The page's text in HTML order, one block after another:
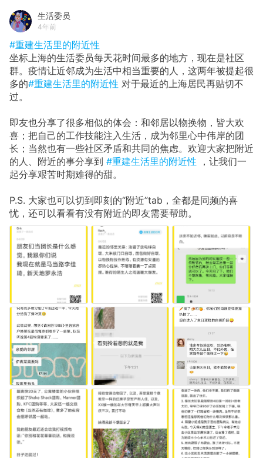
生活委员
4年前
#重建生活里的附近性
坐标上海的生活委员每天花时间最多的地方，现在是社区
群。疫情让近邻成为生活中相当重要的人，这两年被提起很
多的#重建生活里的附近性 对于最近的上海居民再贴切不
过。
即友也分享了很多相似的体会：和邻居以物换物，皆大欢
喜；把自己的工作技能注入生活，成为邻里心中伟岸的团
长；当然也有一些社区矛盾和共同的焦虑。欢迎大家把附近
的人、附近的事分享到 #重建生活里的附近性
，让我们一
起分享艰苦时期难得的甜。
P.S. 大家也可以切到即刻的“附近”tab，全都是同频的喜
忧，还可以看看有没有附近的即友需要帮助。